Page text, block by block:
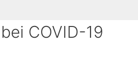
COVID-19